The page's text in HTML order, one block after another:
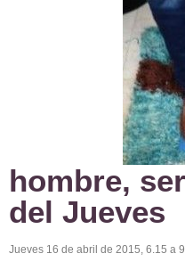
hombre,
del Jueves
Jueves 16 de abril de 2015, 6.15 a 9